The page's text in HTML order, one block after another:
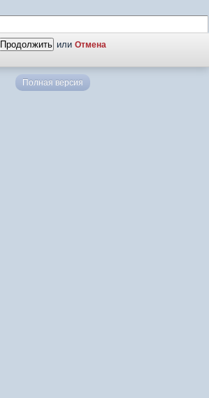
или Отмена
Полная версия